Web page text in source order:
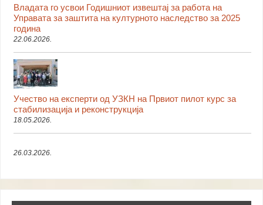
Владата го усвои Годишниот извештај за работа на
Управата за заштита на културното наследство за 2025
година
22.06.2026.
Учество на експерти од УЗКН на Првиот пилот курс за
стабилизација и реконструкција
18.05.2026.
26.03.2026.